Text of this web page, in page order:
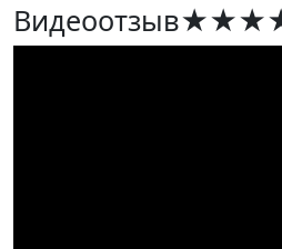
Видеоотзыв